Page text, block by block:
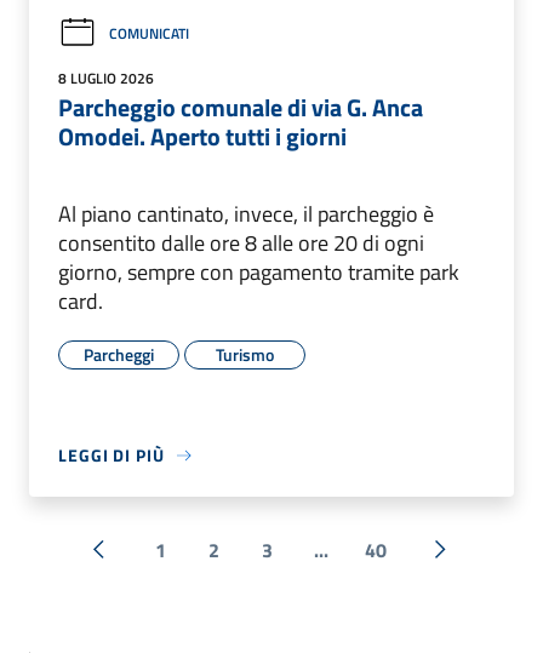
COMUNICATI
8 LUGLIO 2026
Parcheggio comunale di via G. Anca
Omodei. Aperto tutti i giorni
Al piano cantinato, invece, il parcheggio è
consentito dalle ore 8 alle ore 20 di ogni
giorno, sempre con pagamento tramite park
card.
Parcheggi Turismo
LEGGI DI PIÙ
« Precedente
1 2 3 ... 40 Successiva